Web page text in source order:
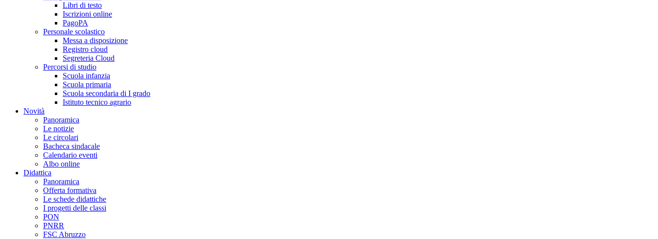
Libri di testo
Iscrizioni online
PagoPA
Personale scolastico
Messa a disposizione
Registro cloud
Segreteria Cloud
Percorsi di studio
Scuola infanzia
Scuola primaria
Scuola secondaria di I grado
Istituto tecnico agrario
Novità
Panoramica
Le notizie
Le circolari
Bacheca sindacale
Calendario eventi
Albo online
Didattica
Panoramica
Offerta formativa
Le schede didattiche
I progetti delle classi
PON
PNRR
FSC Abruzzo